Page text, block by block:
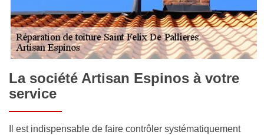
La société Artisan Espinos à votre
service
Il est indispensable de faire contrôler systématiquement